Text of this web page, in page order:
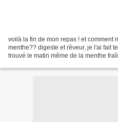
voilà la fin de mon repas ! et comment
menthe?? digeste et rêveur, je l'ai fait
trouvé le matin même de la menthe